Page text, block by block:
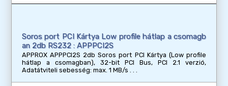
Soros port PCI Kártya Low profile hátlap a csomagb
an 2db RS232 : APPPCI2S
APPROX APPPCI2S 2db Soros port PCI Kártya (Low profile
hátlap a csomagban), 32-bit PCI Bus, PCI 2.1 verzió,
Adatátviteli sebesség: max. 1 MB/s